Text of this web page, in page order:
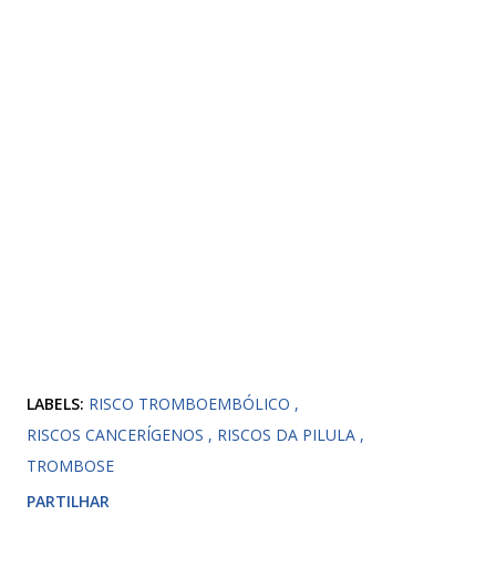
LABELS: RISCO TROMBOEMBÓLICO
RISCOS CANCERÍGENOS
RISCOS DA PILULA
TROMBOSE
PARTILHAR